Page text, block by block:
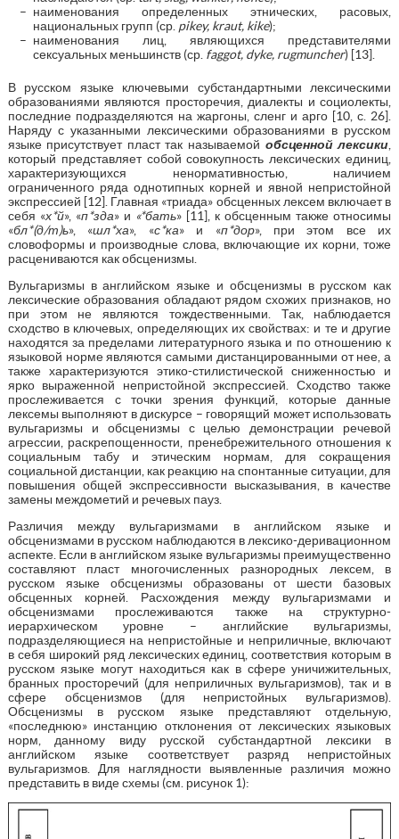
наименования определенных этнических, расовых,
национальных групп (ср. pikey, kraut, kike);
наименования лиц, являющихся представителями
сексуальных меньшинств (ср. faggot, dyke, rugmuncher) [13].
В русском языке ключевыми субстандартными лексическими
образованиями являются просторечия, диалекты и социолекты,
последние подразделяются на жаргоны, сленг и арго [10, с. 26].
Наряду с указанными лексическими образованиями в русском
языке присутствует пласт так называемой обсценной лексики
который представляет собой совокупность лексических единиц,
характеризующихся ненормативностью, наличием
ограниченного ряда однотипных корней и явной непристойной
экспрессией [12]. Главная «триада» обсценных лексем включает в
себя «х*й», «п*зда» и «*бать» [11], к обсценным также относимы
«бл*(д/т)ь», «шл*ха», «с*ка» и «п*дор», при этом все их
словоформы и производные слова, включающие их корни, тоже
расцениваются как обсценизмы.
Вульгаризмы в английском языке и обсценизмы в русском как
лексические образования обладают рядом схожих признаков, но
при этом не являются тождественными. Так, наблюдается
сходство в ключевых, определяющих их свойствах: и те и другие
находятся за пределами литературного языка и по отношению к
языковой норме являются самыми дистанцированными от нее, а
также характеризуются этико-стилистической сниженностью и
ярко выраженной непристойной экспрессией. Сходство также
прослеживается с точки зрения функций, которые данные
лексемы выполняют в дискурсе – говорящий может использовать
вульгаризмы и обсценизмы с целью демонстрации речевой
агрессии, раскрепощенности, пренебрежительного отношения к
социальным табу и этическим нормам, для сокращения
социальной дистанции, как реакцию на спонтанные ситуации, для
повышения общей экспрессивности высказывания, в качестве
замены междометий и речевых пауз.
Различия между вульгаризмами в английском языке и
обсценизмами в русском наблюдаются в лексико-деривационном
аспекте. Если в английском языке вульгаризмы преимущественно
составляют пласт многочисленных разнородных лексем, в
русском языке обсценизмы образованы от шести базовых
обсценных корней. Расхождения между вульгаризмами и
обсценизмами прослеживаются также на структурно-
иерархическом уровне – английские вульгаризмы,
подразделяющиеся на непристойные и неприличные, включают
в себя широкий ряд лексических единиц, соответствия которым в
русском языке могут находиться как в сфере уничижительных,
бранных просторечий (для неприличных вульгаризмов), так и в
сфере обсценизмов (для непристойных вульгаризмов).
Обсценизмы в русском языке представляют отдельную,
«последнюю» инстанцию отклонения от лексических языковых
норм, данному виду русской субстандартной лексики в
английском языке соответствует разряд непристойных
вульгаризмов. Для наглядности выявленные различия можно
представить в виде схемы (см. рисунок 1):